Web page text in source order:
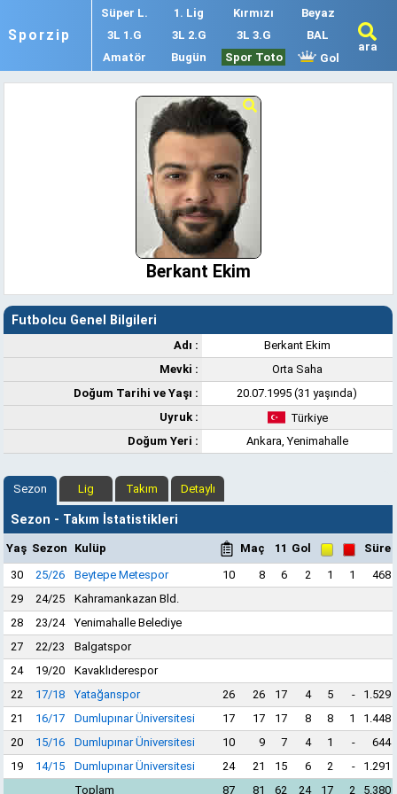
Sporzip
Süper L. 1. Lig Kırmızı
Beyaz
3L 1.G
3L 2.G 3L 3.G
BAL
Amatör
Bugün Spor Toto Gol
ara
Berkant Ekim
Futbolcu Genel Bilgileri
Adı :
Berkant Ekim
Mevki :
Orta Saha
Doğum Tarihi ve Yaşı :
20.07.1995 (31 yaşında)
Uyruk :
Türkiye
Doğum Yeri :
Ankara, Yenimahalle
Sezon Lig Takım Detaylı
Sezon - Takım İstatistikleri
Yaş Sezon Kulüp Maç 11 Gol
Süre
30
25/26 Beytepe Metespor 10 8 6 2 1 1
468
29
24/25
Kahramankazan Bld.
28
23/24
Yenimahalle Belediye
27
22/23
Balgatspor
24
19/20
Kavaklıderespor
22
17/18 Yatağanspor 26 26 17 4 5 -
1.529
21
16/17 Dumlupınar Üniversitesi 17 17 17 8 8 1
1.448
20
15/16 Dumlupınar Üniversitesi 10 9 7 4 1 -
644
19
14/15 Dumlupınar Üniversitesi 24 21 15 6 2 -
1.291
Toplam
87 81 62 24 17 2 5.380